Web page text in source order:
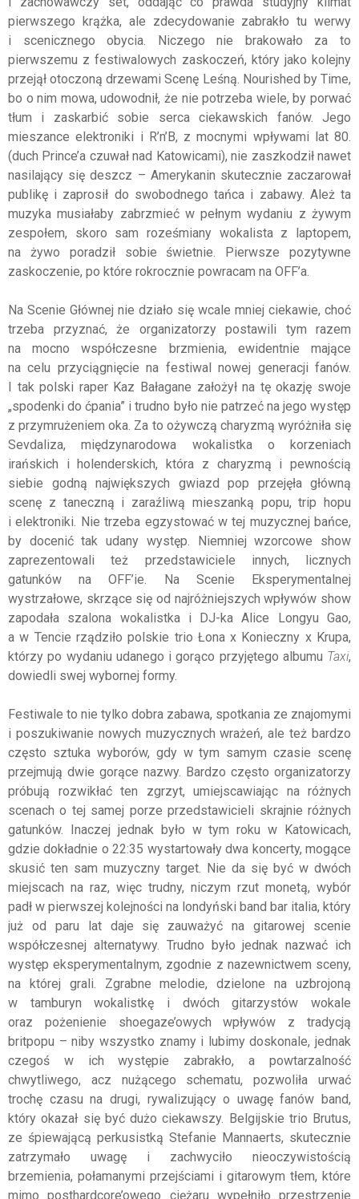
pierwszego krążka, ale zdecydowanie zabrakło tu werwy
i scenicznego obycia. Niczego nie brakowało za to
pierwszemu z festiwalowych zaskoczeń, który jako kolejny
przejął otoczoną drzewami Scenę Leśną. Nourished by Time,
bo o nim mowa, udowodnił, że nie potrzeba wiele, by porwać
tłum i zaskarbić sobie serca ciekawskich fanów. Jego
mieszance elektroniki i R’n’B, z mocnymi wpływami lat 80.
(duch Prince’a czuwał nad Katowicami), nie zaszkodził nawet
nasilający się deszcz – Amerykanin skutecznie zaczarował
publikę i zaprosił do swobodnego tańca i zabawy. Ależ ta
muzyka musiałaby zabrzmieć w pełnym wydaniu z żywym
zespołem, skoro sam roześmiany wokalista z laptopem,
na żywo poradził sobie świetnie. Pierwsze pozytywne
zaskoczenie, po które rokrocznie powracam na OFF’a.
Na Scenie Głównej nie działo się wcale mniej ciekawie, choć
trzeba przyznać, że organizatorzy postawili tym razem
na mocno współczesne brzmienia, ewidentnie mające
na celu przyciągnięcie na festiwal nowej generacji fanów.
I tak polski raper Kaz Bałagane założył na tę okazję swoje
„spodenki do ćpania” i trudno było nie patrzeć na jego występ
z przymrużeniem oka. Za to ożywczą charyzmą wyróżniła się
Sevdaliza, międzynarodowa wokalistka o korzeniach
irańskich i holenderskich, która z charyzmą i pewnością
siebie godną największych gwiazd pop przejęła główną
scenę z taneczną i zaraźliwą mieszanką popu, trip hopu
i elektroniki. Nie trzeba egzystować w tej muzycznej bańce,
by docenić tak udany występ. Niemniej wzorcowe show
zaprezentowali też przedstawiciele innych, licznych
gatunków na OFF’ie. Na Scenie Eksperymentalnej
wystrzałowe, skrzące się od najróżniejszych wpływów show
zapodała szalona wokalistka i DJ-ka Alice Longyu Gao,
a w Tencie rządziło polskie trio Łona x Konieczny x Krupa,
którzy po wydaniu udanego i gorąco przyjętego albumu Taxi,
dowiedli swej wybornej formy.
Festiwale to nie tylko dobra zabawa, spotkania ze znajomymi
i poszukiwanie nowych muzycznych wrażeń, ale też bardzo
często sztuka wyborów, gdy w tym samym czasie scenę
przejmują dwie gorące nazwy. Bardzo często organizatorzy
próbują rozwikłać ten zgrzyt, umiejscawiając na różnych
scenach o tej samej porze przedstawicieli skrajnie różnych
gatunków. Inaczej jednak było w tym roku w Katowicach,
gdzie dokładnie o 22:35 wystartowały dwa koncerty, mogące
skusić ten sam muzyczny target. Nie da się być w dwóch
miejscach na raz, więc trudny, niczym rzut monetą, wybór
padł w pierwszej kolejności na londyński band bar italia, który
już od paru lat daje się zauważyć na gitarowej scenie
współczesnej alternatywy. Trudno było jednak nazwać ich
występ eksperymentalnym, zgodnie z nazewnictwem sceny,
na której grali. Zgrabne melodie, dzielone na uzbrojoną
w tamburyn wokalistkę i dwóch gitarzystów wokale
oraz pożenienie shoegaze’owych wpływów z tradycją
britpopu – niby wszystko znamy i lubimy doskonale, jednak
czegoś w ich występie zabrakło, a powtarzalność
chwytliwego, acz nużącego schematu, pozwoliła urwać
trochę czasu na drugi, rywalizujący o uwagę fanów band,
który okazał się być dużo ciekawszy. Belgijskie trio Brutus,
ze śpiewającą perkusistką Stefanie Mannaerts, skutecznie
zatrzymało uwagę i zachwyciło nieoczywistością
brzemienia, połamanymi przejściami i gitarowym tłem, które
mimo posthardcore’owego ciężaru wypełniło przestrzenie